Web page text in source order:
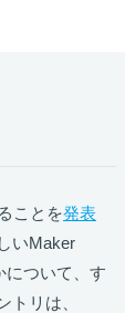
ことを発表
いMaker
について、す
トリは、